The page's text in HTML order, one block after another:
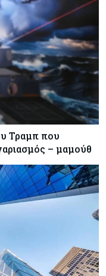
Τραμπ που
– μαμούθ